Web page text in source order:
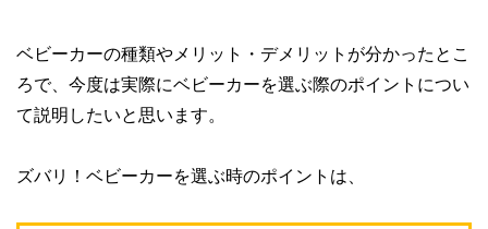
ベビーカーの種類やメリット・デメリットが分かったとこ
ろで、今度は実際にベビーカーを選ぶ際のポイントについ
て説明したいと思います。
ズバリ！ベビーカーを選ぶ時のポイントは、